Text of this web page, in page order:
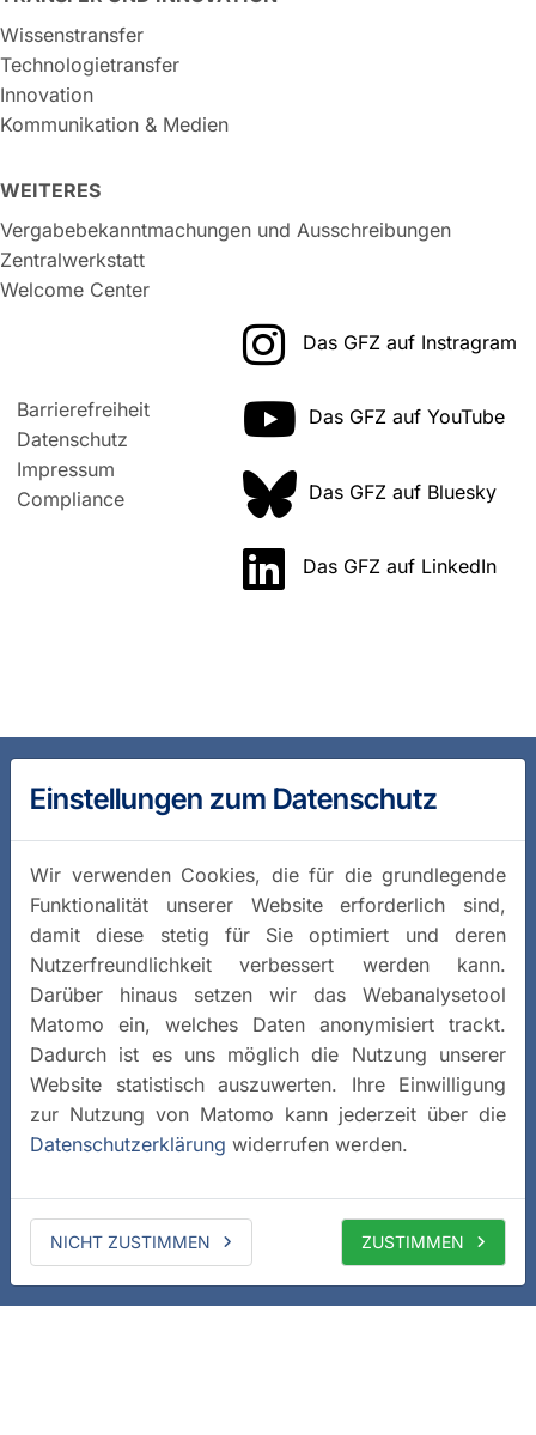
Wissenstransfer
Technologietransfer
Innovation
Kommunikation & Medien
WEITERES
Vergabebekanntmachungen und Ausschreibungen
Zentralwerkstatt
Welcome Center
Barrierefreiheit
Datenschutz
Impressum
Compliance
Das GFZ auf Instragram
Das GFZ auf YouTube
Das GFZ auf Bluesky
Das GFZ auf LinkedIn
Einstellungen zum Datenschutz
Wir verwenden Cookies, die für die grundlegende
Funktionalität unserer Website erforderlich sind,
damit diese stetig für Sie optimiert und deren
Nutzerfreundlichkeit verbessert werden kann.
Darüber hinaus setzen wir das Webanalysetool
Matomo ein, welches Daten anonymisiert trackt.
Dadurch ist es uns möglich die Nutzung unserer
Website statistisch auszuwerten. Ihre Einwilligung
zur Nutzung von Matomo kann jederzeit über die
Datenschutzerklärung widerrufen werden.
NICHT ZUSTIMMEN ZUSTIMMEN